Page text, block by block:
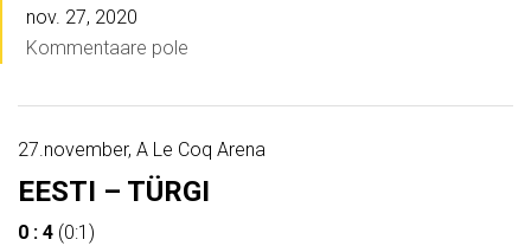
nov. 27, 2020
Kommentaare pole
27.november, A Le Coq Arena
EESTI – TÜRGI
0 : 4 (0:1)